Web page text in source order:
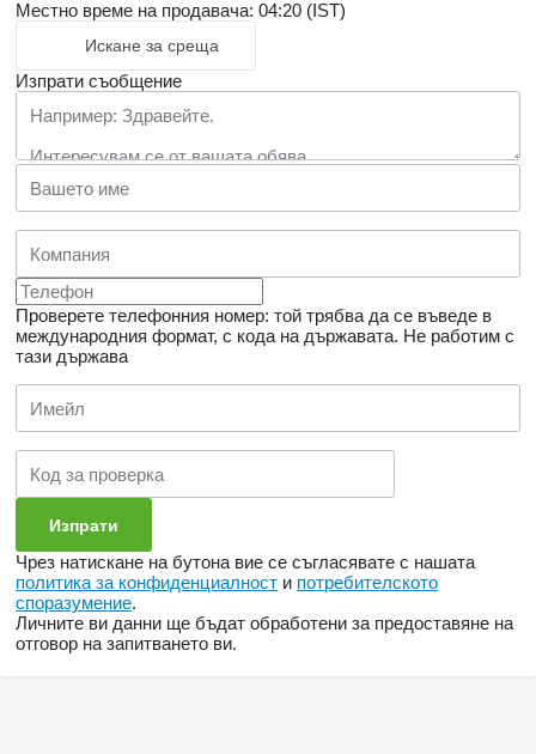
Местно време на продавача: 04:20 (IST)
Искане за среща
Изпрати съобщение
Проверете телефонния номер: той трябва да се въведе в
международния формат, с кода на държавата. Не работим с
тази държава
Чрез натискане на бутона вие се съгласявате с нашата
политика за конфиденциалност и потребителското
споразумение.
Личните ви данни ще бъдат обработени за предоставяне на
отговор на запитването ви.